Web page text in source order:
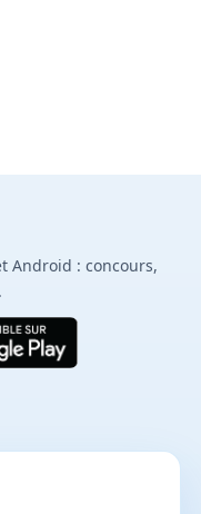
Android : concours,